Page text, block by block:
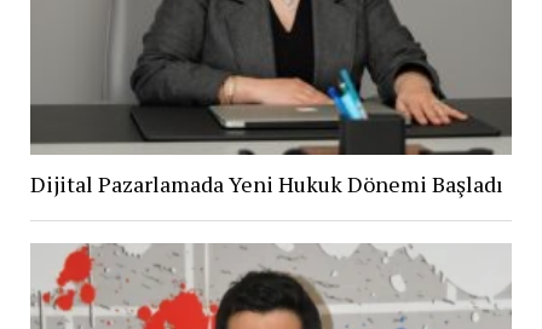
Dijital Pazarlamada Yeni Hukuk Dönemi Başladı